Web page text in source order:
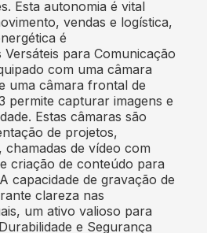
Esta autonomia é vital
vendas e logística,
é
Versáteis para Comunicação
com uma câmara
uma câmara frontal de
permite capturar imagens e
Estas câmaras são
de projetos,
de vídeo com
criação de conteúdo para
capacidade de gravação de
clareza nas
um ativo valioso para
e Segurança